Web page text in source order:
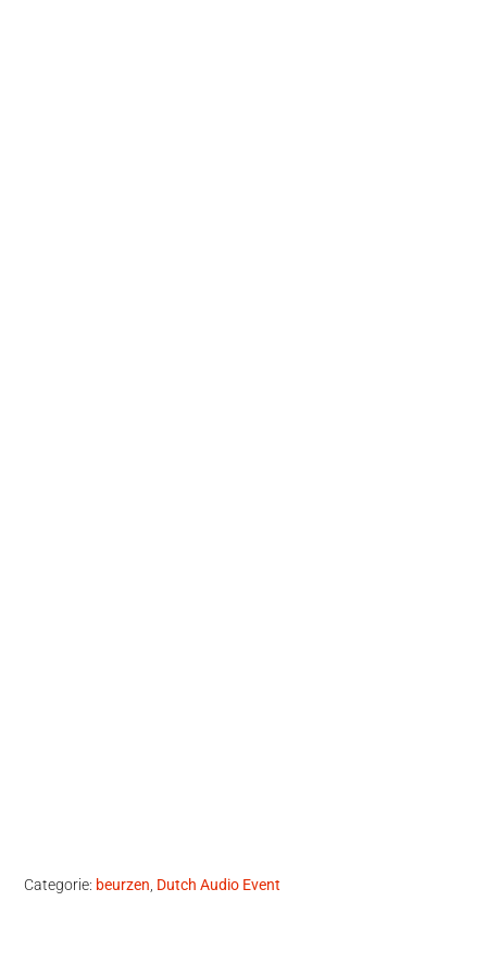
Categorie: beurzen Dutch Audio Event